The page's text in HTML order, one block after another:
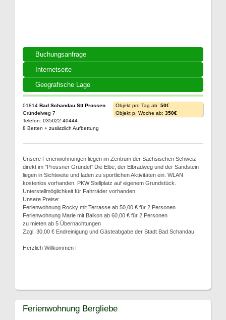
Buchungsanfrage
Internetseite
Geografische Lage
01814 Bad Schandau Stt Prossen
Gründelweg 7
Telefon: 035022 40444
8 Betten + zusätzlich Aufbettung
Objekt pro Tag ab: 50€
Objekt p. Woche ab: 350€
Unsere Ferienwohnungen liegen im Zentrum der Sächsischen Schweiz
direkt im "Prossner Gründel" Die Elbe, der Elbradweg und der Sandstein
liegen in Sichtweite und laden zu sportlichen Aktivitäten ein. WLAN
kostenlos vorhanden. PKW Stellplatz auf eigenem Grundstück.
Unterstellmöglichkeit für Fahrräder vorhanden.
Unsere Preise:
Ferienwohnung Rocky mit Terrasse ab 50,00 € für 2 Personen
Ferienwohnung Marie mit Balkon ab 60,00 € für 2 Personen
zu mieten ab 5 Übernachtungen
Zzgl. 30,00 € Endreinigung und Gästeabgabe der Stadt Bad Schandau
Herzlich Willkommen !
Ferienwohnung Bergliebe